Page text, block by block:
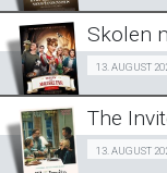
Skolen
13. AUGUST
The
13. AUGUST